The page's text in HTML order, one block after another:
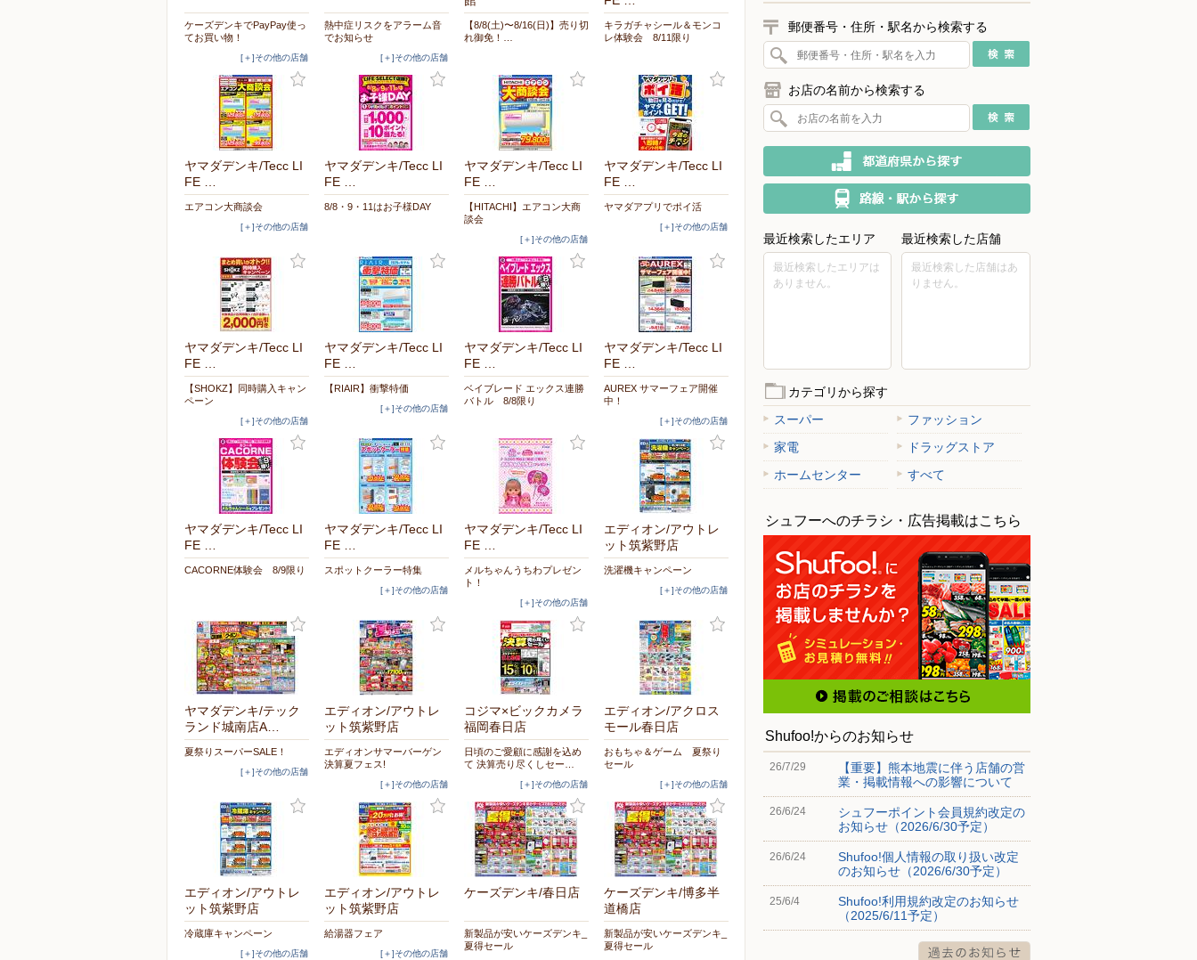
ケーズデンキでPayPay使っ
てお買い物！
[＋]その他の店舗
熱中症リスクをアラーム音
でお知らせ
[＋]その他の店舗
【8/8(土)〜8/16(日)】売り切
れ御免！…
キラガチャシール＆モンコ
レ体験会 8/11限り
ヤマダデンキ/Tecc LI
FE …
エアコン大商談会
[＋]その他の店舗
ヤマダデンキ/Tecc LI
FE …
8/8・9・11はお子様DAY
ヤマダデンキ/Tecc LI
FE …
【HITACHI】エアコン大商
談会
[＋]その他の店舗
ヤマダデンキ/Tecc LI
FE …
ヤマダアプリでポイ活
[＋]その他の店舗
ヤマダデンキ/Tecc LI
FE …
【SHOKZ】同時購入キャン
ペーン
[＋]その他の店舗
ヤマダデンキ/Tecc LI
FE …
【RIAIR】衝撃特価
[＋]その他の店舗
ヤマダデンキ/Tecc LI
FE …
ベイブレード エックス連勝
バトル 8/8限り
ヤマダデンキ/Tecc LI
FE …
AUREX サマーフェア開催
中！
[＋]その他の店舗
ヤマダデンキ/Tecc LI
FE …
CACORNE体験会 8/9限り
ヤマダデンキ/Tecc LI
FE …
スポットクーラー特集
[＋]その他の店舗
ヤマダデンキ/Tecc LI
FE …
メルちゃんうちわプレゼン
ト！
[＋]その他の店舗
エディオン/アウトレ
ット筑紫野店
洗濯機キャンペーン
[＋]その他の店舗
ヤマダデンキ/テック
ランド城南店A…
夏祭りスーパーSALE！
[＋]その他の店舗
エディオン/アウトレ
ット筑紫野店
エディオンサマーバーゲン
決算夏フェス!
[＋]その他の店舗
コジマ×ビックカメラ
福岡春日店
日頃のご愛顧に感謝を込め
て 決算売り尽くしセー…
[＋]その他の店舗
エディオン/アクロス
モール春日店
おもちゃ＆ゲーム 夏祭り
セール
[＋]その他の店舗
エディオン/アウトレ
ット筑紫野店
冷蔵庫キャンペーン
[＋]その他の店舗
エディオン/アウトレ
ット筑紫野店
給湯器フェア
[＋]その他の店舗
ケーズデンキ/春日店
新製品が安いケーズデンキ_
夏得セール
ケーズデンキ/博多半
道橋店
新製品が安いケーズデンキ_
夏得セール
郵便番号・住所・駅名から検索する
お店の名前から検索する
最近検索したエリア
最近検索したエリアは
ありません。
最近検索した店舗
最近検索した店舗はあ
りません。
カテゴリから探す
スーパー
ファッション
家電
ドラッグストア
ホームセンター
すべて
シュフーへのチラシ・広告掲載はこちら
Shufoo!からのお知らせ
26/7/29
【重要】熊本地震に伴う店舗の営
業・掲載情報への影響について
26/6/24
シュフーポイント会員規約改定の
お知らせ（2026/6/30予定）
26/6/24
Shufoo!個人情報の取り扱い改定
のお知らせ（2026/6/30予定）
25/6/4
Shufoo!利用規約改定のお知らせ
（2025/6/11予定）